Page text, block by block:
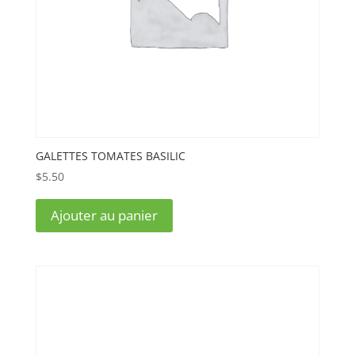
GALETTES TOMATES BASILIC
$5.50
Ajouter au panier